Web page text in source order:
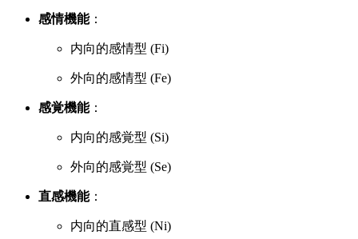
感情機能：
内向的感情型 (Fi)
外向的感情型 (Fe)
感覚機能：
内向的感覚型 (Si)
外向的感覚型 (Se)
直感機能：
内向的直感型 (Ni)